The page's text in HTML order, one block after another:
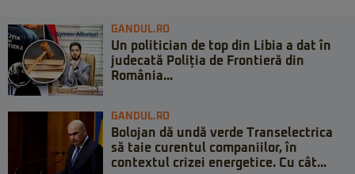
GANDUL.RO
Un politician de top din Libia a dat în
judecată Poliția de Frontieră din
România...
GANDUL.RO
Bolojan dă undă verde Transelectrica
să taie curentul companiilor, în
contextul crizei energetice. Cu cât...